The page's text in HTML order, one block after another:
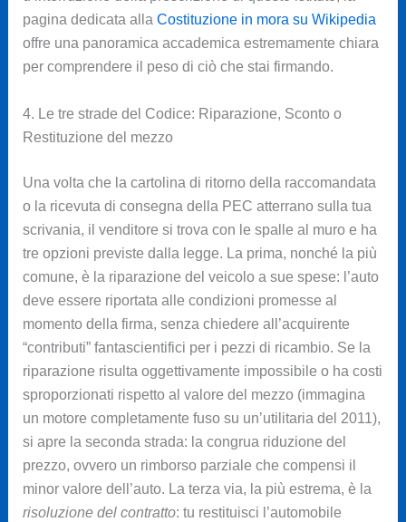
pagina dedicata alla Costituzione in mora su Wikipedia
offre una panoramica accademica estremamente chiara
per comprendere il peso di ciò che stai firmando.
4. Le tre strade del Codice: Riparazione, Sconto o
Restituzione del mezzo
Una volta che la cartolina di ritorno della raccomandata
o la ricevuta di consegna della PEC atterrano sulla tua
scrivania, il venditore si trova con le spalle al muro e ha
tre opzioni previste dalla legge. La prima, nonché la più
comune, è la riparazione del veicolo a sue spese: l’auto
deve essere riportata alle condizioni promesse al
momento della firma, senza chiedere all’acquirente
“contributi” fantascientifici per i pezzi di ricambio. Se la
riparazione risulta oggettivamente impossibile o ha costi
sproporzionati rispetto al valore del mezzo (immagina
un motore completamente fuso su un’utilitaria del 2011),
si apre la seconda strada: la congrua riduzione del
prezzo, ovvero un rimborso parziale che compensi il
minor valore dell’auto. La terza via, la più estrema, è la
risoluzione del contratto: tu restituisci l’automobile